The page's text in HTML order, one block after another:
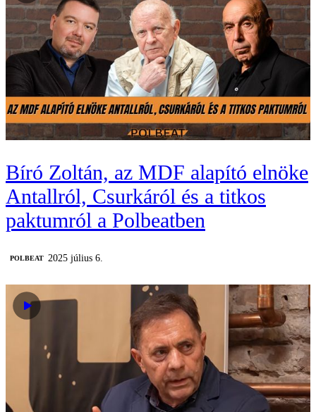
Bíró Zoltán, az MDF alapító elnöke
Antallról, Csurkáról és a titkos
paktumról a Polbeatben
‎POLBEAT 2025 július 6.